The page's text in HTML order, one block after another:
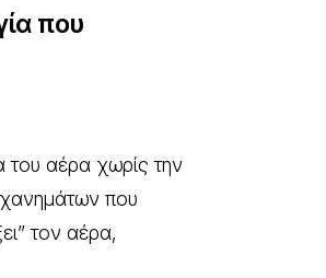
που
του αέρα χωρίς την
που
τον αέρα,